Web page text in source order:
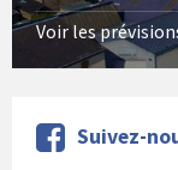
Voir les
Suivez-